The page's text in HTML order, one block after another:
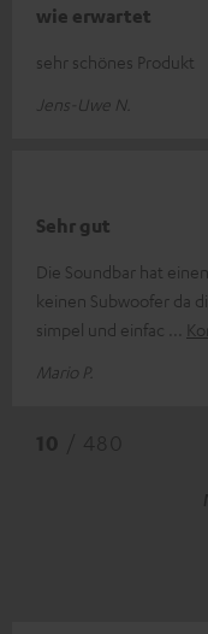
wie erwartet
sehr schönes Produkt
Jens-Uwe N.
Sehr gut
Die Soundbar hat
keinen Subwoofer da
simpel und einfac
Mario P.